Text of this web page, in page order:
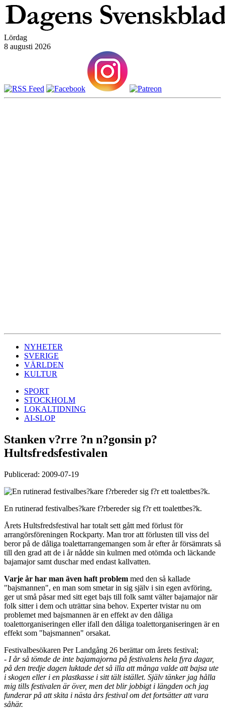
Lördag
8 augusti 2026
NYHETER
SVERIGE
VÄRLDEN
KULTUR
SPORT
STOCKHOLM
LOKALTIDNING
AI-SLOP
Stanken v?rre ?n n?gonsin p?
Hultsfredsfestivalen
Publicerad: 2009-07-19
En rutinerad festivalbes?kare f?rbereder sig f?r ett toalettbes?k.
Årets Hultsfredsfestival har totalt sett gått med förlust för
arrangörsföreningen Rockparty. Man tror att förlusten till viss del
beror på de dåliga toalettarrangemangen som år efter år försämrats så
till den grad att de i år nådde sin kulmen med otömda och läckande
bajamajor samt duschar med endast kallvatten.
Varje år har man även haft problem med den så kallade
"bajsmannen", en man som smetar in sig själv i sin egen avföring,
ger ut små påsar med sitt eget bajs till folk samt välter bajamajor när
folk sitter i dem och uträttar sina behov. Experter tvistar nu om
problemet med bajsmannen är en effekt av den dåliga
toalettorganiseringen eller ifall den dåliga toalettorganiseringen är en
effekt som "bajsmannen" orsakat.
Festivalbesökaren Per Landgång 26 berättar om årets festival;
- I år så tömde de inte bajamajorna på festivalens hela fyra dagar,
på den tredje dagen luktade det så illa att många valde att bajsa ute
i skogen eller i en plastkasse i sitt tält istället. Själv tänker jag hålla
mig tills festivalen är över, men det blir jobbigt i längden och jag
funderar på att skita i nästa års festival om det fortsätter att vara
såhär.